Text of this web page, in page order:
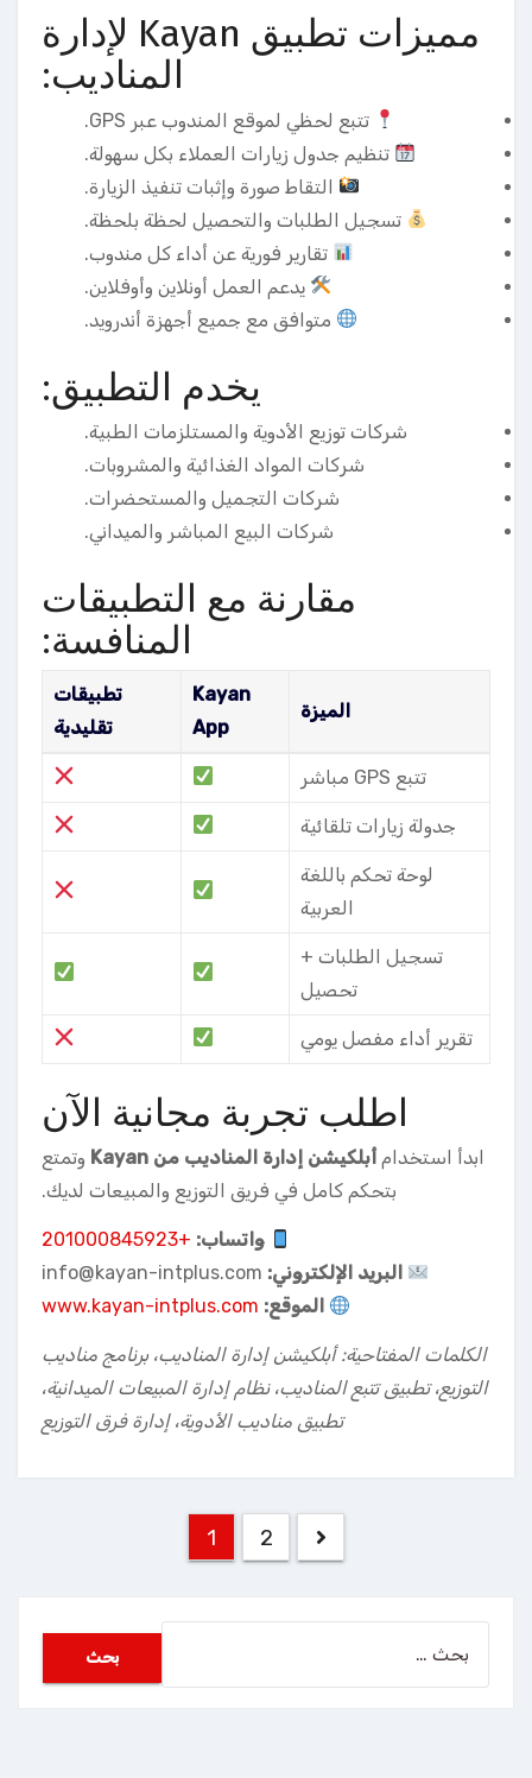
مميزات تطبيق Kayan لإدارة
المناديب:
تتبع لحظي لموقع المندوب عبر GPS.
تنظيم جدول زيارات العملاء بكل سهولة.
التقاط صورة وإثبات تنفيذ الزيارة.
تسجيل الطلبات والتحصيل لحظة بلحظة.
تقارير فورية عن أداء كل مندوب.
يدعم العمل أونلاين وأوفلاين.
متوافق مع جميع أجهزة أندرويد.
يخدم التطبيق:
شركات توزيع الأدوية والمستلزمات الطبية.
شركات المواد الغذائية والمشروبات.
شركات التجميل والمستحضرات.
شركات البيع المباشر والميداني.
مقارنة مع التطبيقات
المنافسة:
الميزة
Kayan
App
تطبيقات
تقليدية
تتبع GPS مباشر
جدولة زيارات تلقائية
لوحة تحكم باللغة
العربية
تسجيل الطلبات +
تحصيل
تقرير أداء مفصل يومي
اطلب تجربة مجانية الآن
ابدأ استخدام أبلكيشن إدارة المناديب من Kayan
وتمتع
بتحكم كامل في فريق التوزيع والمبيعات لديك.
واتساب: +201000845923
البريد الإلكتروني:
الموقع: www.kayan-intplus.com
الكلمات المفتاحية: أبلكيشن إدارة المناديب، برنامج مناديب
التوزيع، تطبيق تتبع المناديب، نظام إدارة المبيعات الميدانية،
تطبيق مناديب الأدوية، إدارة فرق التوزيع
تعدد
صفحات
المقالات
1 2
البحث